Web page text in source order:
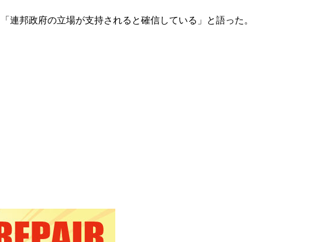
邦政府の立場が支持されると確信している」と語った。